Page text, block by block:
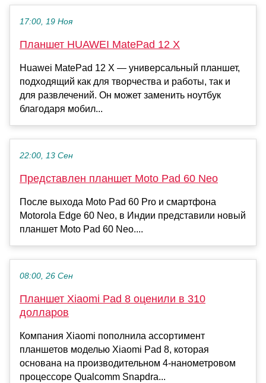
17:00, 19 Ноя
Планшет HUAWEI MatePad 12 X
Huawei MatePad 12 X — универсальный планшет,
подходящий как для творчества и работы, так и
для развлечений. Он может заменить ноутбук
благодаря мобил...
22:00, 13 Сен
Представлен планшет Moto Pad 60 Neo
После выхода Moto Pad 60 Pro и смартфона
Motorola Edge 60 Neo, в Индии представили новый
планшет Moto Pad 60 Neo....
08:00, 26 Сен
Планшет Xiaomi Pad 8 оценили в 310
долларов
Компания Xiaomi пополнила ассортимент
планшетов моделью Xiaomi Pad 8, которая
основана на производительном 4-нанометровом
процессоре Qualcomm Snapdra...